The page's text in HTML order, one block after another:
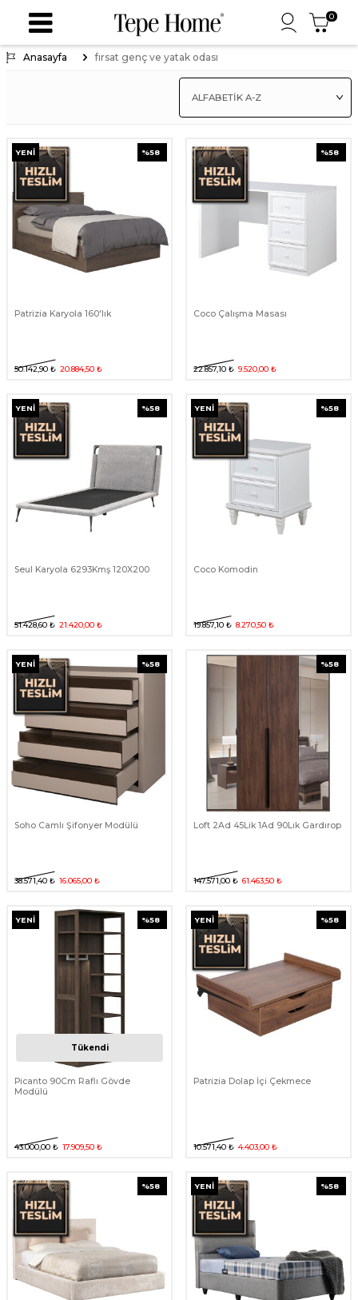
0
Anasayfa fırsat genç ve yatak odası
%58
YENI
Patrizia Karyola 160'lık
50.142,90 ₺ 20.884,50 ₺
%58
Coco Çalışma Masası
22.857,10 ₺ 9.520,00 ₺
%58
YENI
Seul Karyola 6293Kmş 120X200
51.428,60 ₺ 21.420,00 ₺
%58
YENI
Coco Komodin
19.857,10 ₺ 8.270,50 ₺
%58
YENI
Soho Camlı Şifonyer Modülü
38.571,40 ₺ 16.065,00 ₺
%58
Loft 2Ad 45Lik 1Ad 90Lık Gardırop
147.571,00 ₺ 61.463,50 ₺
%58
YENI
Tükendi
Picanto 90Cm Raflı Gövde
Modülü
43.000,00 ₺ 17.909,50 ₺
%58
YENI
Patrizia Dolap İçi Çekmece
10.571,40 ₺ 4.403,00 ₺
%58 %58
YENI